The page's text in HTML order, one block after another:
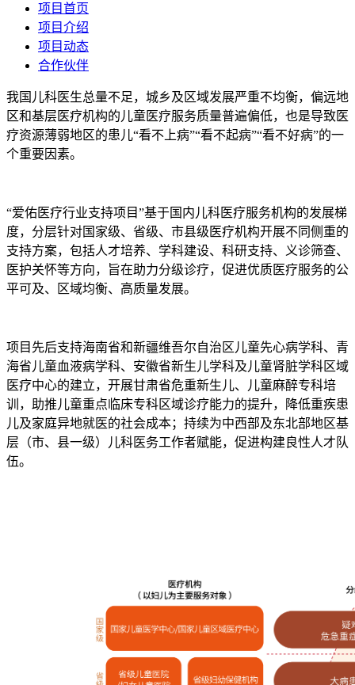
项目首页
项目介绍
项目动态
合作伙伴
我国儿科医生总量不足，城乡及区域发展严重不均衡，偏远地
区和基层医疗机构的儿童医疗服务质量普遍偏低，也是导致医
疗资源薄弱地区的患儿“看不上病”“看不起病”“看不好病”的一
个重要因素。
“爱佑医疗行业支持项目”基于国内儿科医疗服务机构的发展梯
度，分层针对国家级、省级、市县级医疗机构开展不同侧重的
支持方案，包括人才培养、学科建设、科研支持、义诊筛查、
医护关怀等方向，旨在助力分级诊疗，促进优质医疗服务的公
平可及、区域均衡、高质量发展。
项目先后支持海南省和新疆维吾尔自治区儿童先心病学科、青
海省儿童血液病学科、安徽省新生儿学科及儿童肾脏学科区域
医疗中心的建立，开展甘肃省危重新生儿、儿童麻醉专科培
训，助推儿童重点临床专科区域诊疗能力的提升，降低重疾患
儿及家庭异地就医的社会成本；持续为中西部及东北部地区基
层（市、县一级）儿科医务工作者赋能，促进构建良性人才队
伍。